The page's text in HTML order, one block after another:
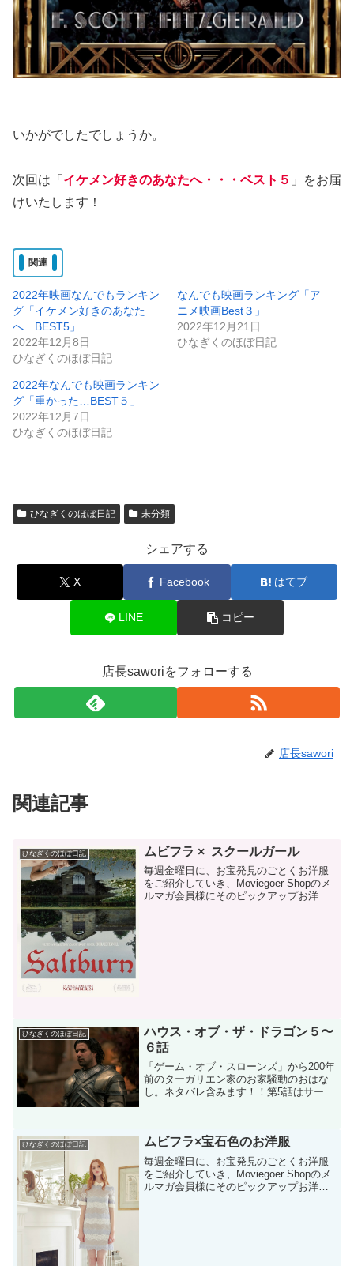
いかがでしたでしょうか。
次回は「 イケメン好きのあなたへ・・・ベスト５ 」をお届
けいたします！
関連
2022年映画なんでもランキン
グ「イケメン好きのあなた
へ…BEST5」
2022年12月8日
ひなぎくのほぼ日記
なんでも映画ランキング「ア
ニメ映画Best３」
2022年12月21日
ひなぎくのほぼ日記
2022年なんでも映画ランキン
グ「重かった…BEST５」
2022年12月7日
ひなぎくのほぼ日記
ひなぎくのほぼ日記 未分類
シェアする
X Facebook はてブ
LINE コピー
店長saworiをフォローする
店長sawori
関連記事
ひなぎくのほぼ日記 ムビフラ × スクールガール
毎週金曜日に、お宝発見のごとくお洋服
をご紹介していき、Moviegoer Shopのメ
ルマガ会員様にそのピックアップお洋服
ひなぎくのほぼ日記
ハウス・オブ・ザ・ドラゴン５〜
６話
「ゲーム・オブ・スローンズ」から200年
前のターガリエン家のお家騒動のおはな
し。ネタバレ含みます！！第5話はサーク
ださい笑4話でレ...
ひなぎくのほぼ日記 ムビフラ×宝石色のお洋服
毎週金曜日に、お宝発見のごとくお洋服
をご紹介していき、Moviegoer Shopのメ
ルマガ会員様にそのピックアップお洋服